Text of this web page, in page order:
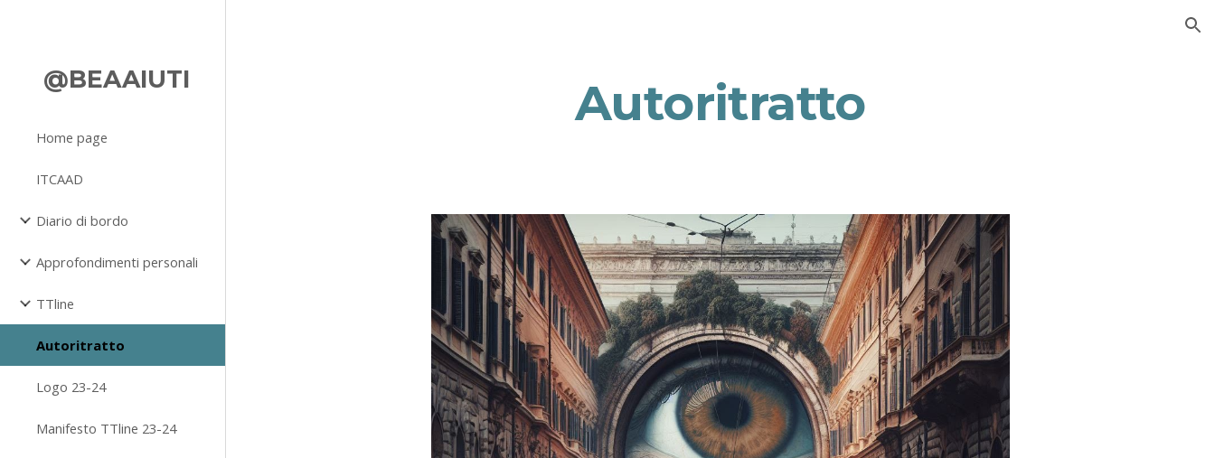
@BEAAIUTI
Home page
ITCAAD
Diario di bordo
Approfondimenti personali
TTline
Autoritratto
Logo 23-24
Manifesto TTline 23-24
Autoritratto